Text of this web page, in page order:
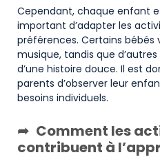
Cependant, chaque enfant
important d’adapter les
préférences. Certains bébés
musique, tandis que
d’une histoire douce. Il est
parents d’observer leur
besoins individuels.
Comment les
contribuent à